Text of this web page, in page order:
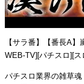
【サラ番】【番長A
WEB-TV][パチスロ][ス
パチスロ業界の雑草